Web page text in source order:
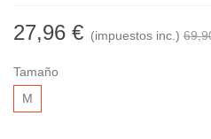
27,96 € (impuestos inc.)
Tamaño
M